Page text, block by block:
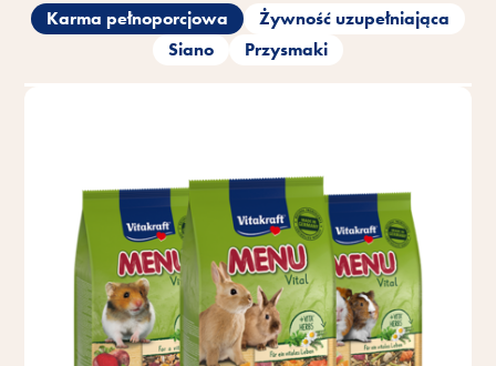
Karma pełnoporcjowa
Żywność uzupełniająca
Siano
Przysmaki